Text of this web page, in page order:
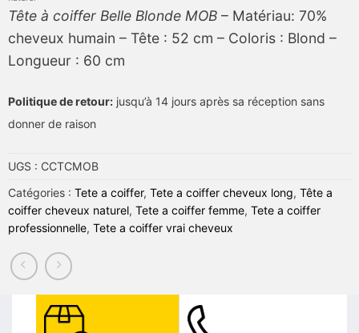
Tête à coiffer Belle Blonde MOB – Matériau: 70%
cheveux humain – Tête : 52 cm – Coloris : Blond –
Longueur : 60 cm
Politique de retour: jusqu’à 14 jours après sa réception sans
donner de raison
UGS : CCTCMOB
Catégories : Tete a coiffer, Tete a coiffer cheveux long, Tête a
coiffer cheveux naturel, Tete a coiffer femme, Tete a coiffer
professionnelle, Tete a coiffer vrai cheveux